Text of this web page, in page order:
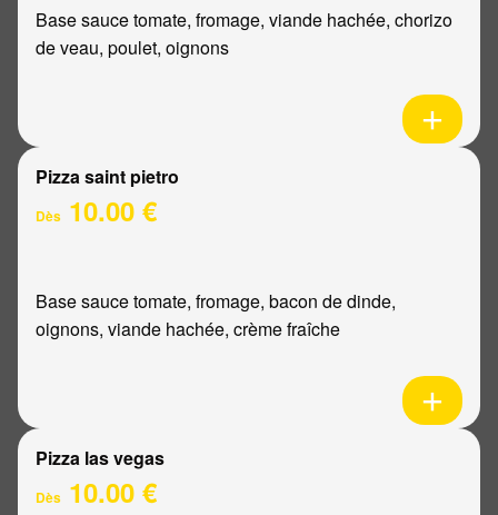
Base sauce tomate, fromage, viande hachée, chorizo
de veau, poulet, oignons
Pizza saint pietro
Dès 10.00 €
Base sauce tomate, fromage, bacon de dinde,
oignons, viande hachée, crème fraîche
Pizza las vegas
Dès 10.00 €